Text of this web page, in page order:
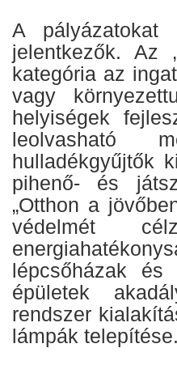
A pályázatokat
jelentkezők. Az
kategória az
vagy
helyiségek
leolvasható
hulladékgyűjtők
pihenő- és
„Otthon a
védelmét
lépcsőházak és
épületek
rendszer
lámpák telepítése.